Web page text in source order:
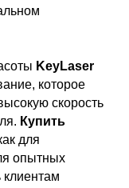
KeyLaser
которое
скорость
Купить
для
опытных
клиентам